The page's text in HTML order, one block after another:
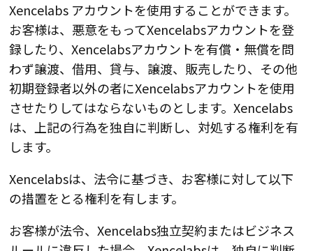
Xencelabs アカウントを使用することができます。
お客様は、悪意をもってXencelabsアカウントを登
録したり、Xencelabsアカウントを有償・無償を問
わず譲渡、借用、貸与、譲渡、販売したり、その他
初期登録者以外の者にXencelabsアカウントを使用
させたりしてはならないものとします。Xencelabs
は、上記の行為を独自に判断し、対処する権利を有
します。
Xencelabsは、法令に基づき、お客様に対して以下
の措置をとる権利を有します。
お客様が法令、Xencelabs独立契約またはビジネス